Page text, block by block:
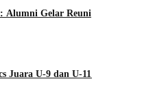
Alumni Gelar Reuni
Juara U-9 dan U-11